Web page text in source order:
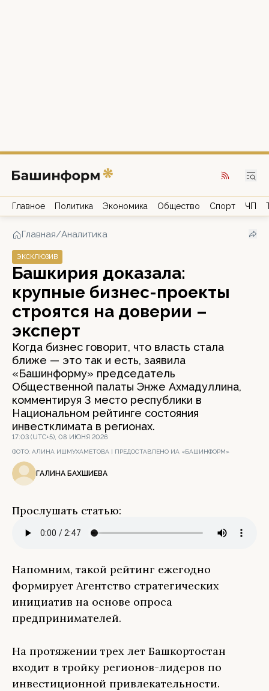
Главное Политика Экономика Общество Спорт ЧП
Главная/Аналитика
ЭКСКЛЮЗИВ
Башкирия доказала:
крупные бизнес-проекты
строятся на доверии –
эксперт
Когда бизнес говорит, что власть стала
ближе — это так и есть, заявила
«Башинформу» председатель
Общественной палаты Энже Ахмадуллина,
комментируя 3 место республики в
Национальном рейтинге состояния
инвестклимата в регионах.
17:03 (UTC+5), 08 ИЮНЯ 2026
ФОТО: АЛИНА ИШМУХАМЕТОВА | ПРЕДОСТАВЛЕНО ИА «БАШИНФОРМ»
ГАЛИНА БАХШИЕВА
Прослушать статью:
Напомним, такой рейтинг ежегодно
формирует Агентство стратегических
инициатив на основе опроса
предпринимателей.
На протяжении трех лет Башкортостан
входит в тройку регионов-лидеров по
инвестиционной привлекательности.